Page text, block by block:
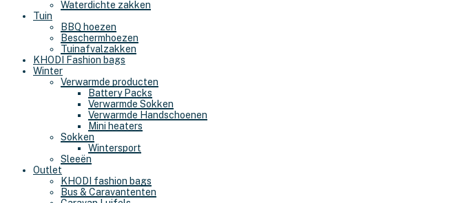
Waterdichte zakken
Tuin
BBQ hoezen
Beschermhoezen
Tuinafvalzakken
KHODI Fashion bags
Winter
Verwarmde producten
Battery Packs
Verwarmde Sokken
Verwarmde Handschoenen
Mini heaters
Sokken
Wintersport
Sleeën
Outlet
KHODI fashion bags
Bus & Caravantenten